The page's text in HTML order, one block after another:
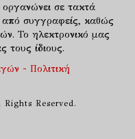
οργανώνει σε τακτά
από συγγραφείς, καθώς
Το ηλεκτρονικό μας
τους ίδιους.
- Πολιτική
Reserved.